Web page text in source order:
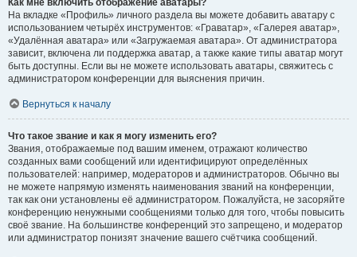
Как мне включить отображение аватары?
На вкладке «Профиль» личного раздела вы можете добавить аватару с
использованием четырёх инструментов: «Граватар», «Галерея аватар»,
«Удалённая аватара» или «Загружаемая аватара». От администратора
зависит, включена ли поддержка аватар, а также какие типы аватар могут
быть доступны. Если вы не можете использовать аватары, свяжитесь с
администратором конференции для выяснения причин.
Вернуться к началу
Что такое звание и как я могу изменить его?
Звания, отображаемые под вашим именем, отражают количество
созданных вами сообщений или идентифицируют определённых
пользователей: например, модераторов и администраторов. Обычно вы
не можете напрямую изменять наименования званий на конференции,
так как они установлены её администратором. Пожалуйста, не засоряйте
конференцию ненужными сообщениями только для того, чтобы повысить
своё звание. На большинстве конференций это запрещено, и модератор
или администратор понизят значение вашего счётчика сообщений.